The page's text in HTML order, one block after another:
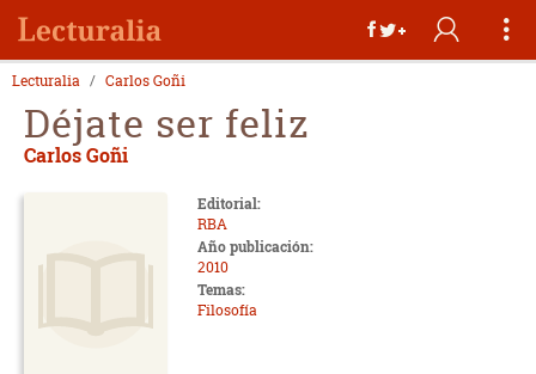
Lecturalia Carlos Goñi
Déjate ser feliz
Carlos Goñi
Editorial:
RBA
Año publicación:
2010
Temas:
Filosofía